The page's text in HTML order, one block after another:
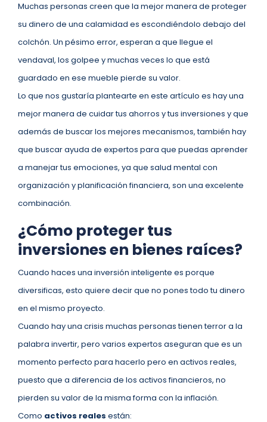
Muchas personas creen que la mejor manera de proteger
su dinero de una calamidad es escondiéndolo debajo del
colchón. Un pésimo error, esperan a que llegue el
vendaval, los golpee y muchas veces lo que está
guardado en ese mueble pierde su valor.
Lo que nos gustaría plantearte en este artículo es hay una
mejor manera de cuidar tus ahorros y tus inversiones y que
además de buscar los mejores mecanismos, también hay
que buscar ayuda de expertos para que puedas aprender
a manejar tus emociones, ya que salud mental con
organización y planificación financiera, son una excelente
combinación.
¿Cómo proteger tus
inversiones en bienes raíces?
Cuando haces una inversión inteligente es porque
diversificas, esto quiere decir que no pones todo tu dinero
en el mismo proyecto.
Cuando hay una crisis muchas personas tienen terror a la
palabra invertir, pero varios expertos aseguran que es un
momento perfecto para hacerlo pero en activos reales,
puesto que a diferencia de los activos financieros, no
pierden su valor de la misma forma con la inflación.
Como activos reales están: